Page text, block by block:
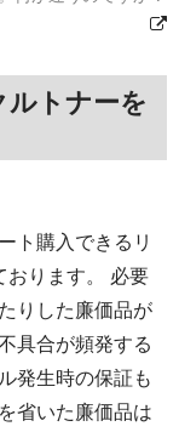
ルトナーを
ト購入できるリ
おります。 必要
りした廉価品が
具合が頻発する
発生時の保証も
省いた廉価品は